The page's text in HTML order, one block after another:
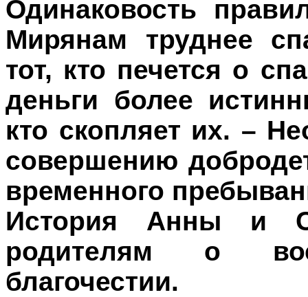
Одинаковость
Мирянам труднее
тот, кто печется о
деньги более
кто скопляет их. –
совершению
временного
История Анны и
родителям о
благочестии.